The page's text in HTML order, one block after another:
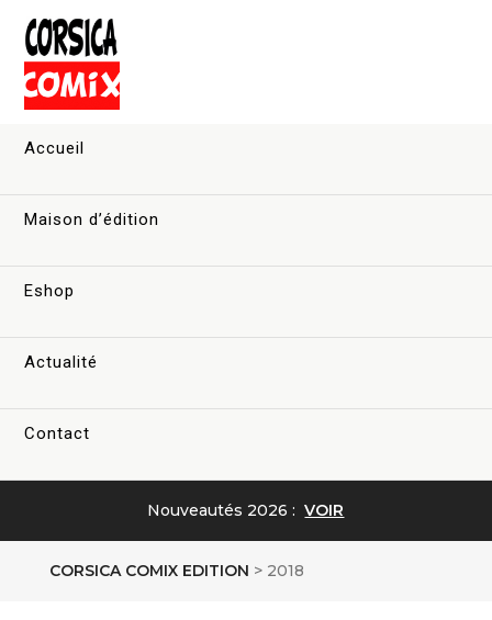
Accueil
Maison d’édition
Eshop
Actualité
Contact
Nouveautés 2026 :VOIR
CORSICA COMIX EDITION > 2018